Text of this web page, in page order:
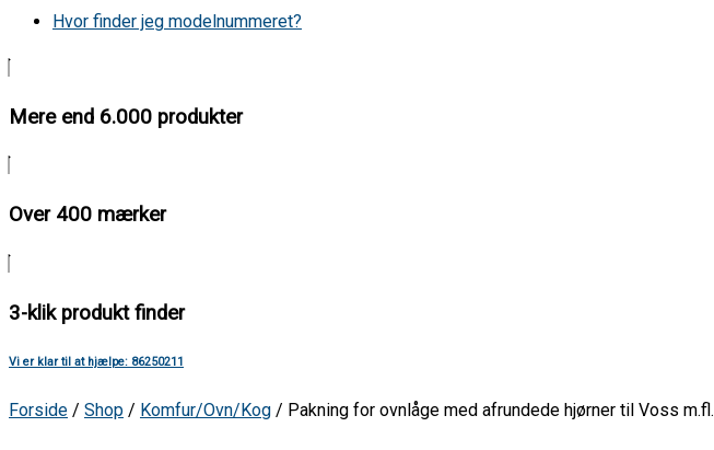
Støvsuger
Tørretumbler
Hvor finder jeg modelnummeret?
Mere end 6.000 produkter
Over 400 mærker
3-klik produkt finder
Vi er klar til at hjælpe: 86250211
Forside / Shop / Komfur/Ovn/Kog / Pakning for ovnlåge med afrundede hjørner til Voss m.fl.